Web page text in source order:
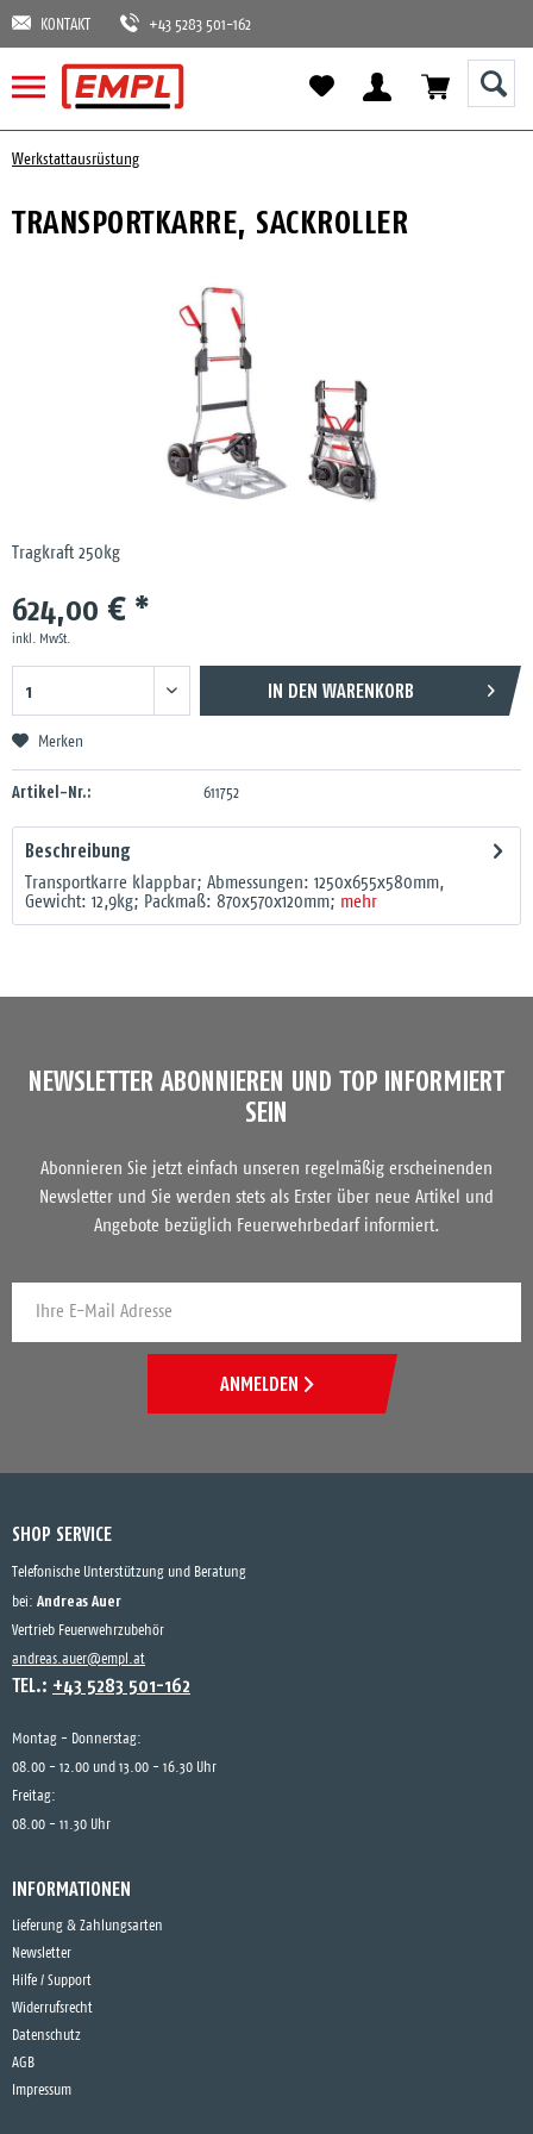
KONTAKT +43 5283 501-162
Werkstattausrüstung
TRANSPORTKARRE, SACKROLLER
Tragkraft 250kg
624,00 € *
inkl. MwSt.
IN DEN WARENKORB
Merken
Artikel-Nr.: 611752
Beschreibung
Transportkarre klappbar; Abmessungen: 1250x655x580mm,
Gewicht: 12,9kg; Packmaß: 870x570x120mm; mehr
NEWSLETTER ABONNIEREN UND TOP INFORMIERT
SEIN
Abonnieren Sie jetzt einfach unseren regelmäßig erscheinenden
Newsletter und Sie werden stets als Erster über neue Artikel und
Angebote bezüglich Feuerwehrbedarf informiert.
ANMELDEN
SHOP SERVICE
Telefonische Unterstützung und Beratung
bei: Andreas Auer
Vertrieb Feuerwehrzubehör
andreas.auer@empl.at
TEL.: +43 5283 501-162
Montag - Donnerstag:
08.00 - 12.00 und 13.00 - 16.30 Uhr
Freitag:
08.00 - 11.30 Uhr
INFORMATIONEN
Lieferung & Zahlungsarten
Newsletter
Hilfe / Support
Widerrufsrecht
Datenschutz
AGB
Impressum